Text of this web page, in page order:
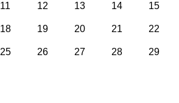
11 12 13 14 15
18 19 20 21 22
25 26 27 28 29